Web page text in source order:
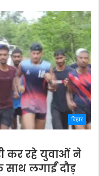
बिहार
कर रहे युवाओं ने
लगाईं दौड़